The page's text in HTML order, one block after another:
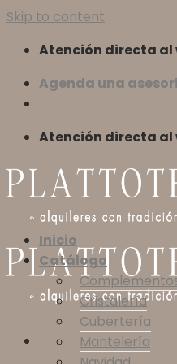
Skip to content
Atención directa
Agenda una
Atención directa
Inicio
Catálogo
Cristalería
Cubertería
Mantelería